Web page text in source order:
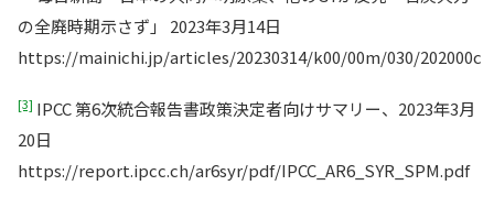
の全廃時期示さず」 2023年3月14日
https://mainichi.jp/articles/20230314/k00/00m/030/202000c
[3] IPCC 第6次統合報告書政策決定者向けサマリー、2023年3月
20日
https://report.ipcc.ch/ar6syr/pdf/IPCC_AR6_SYR_SPM.pdf